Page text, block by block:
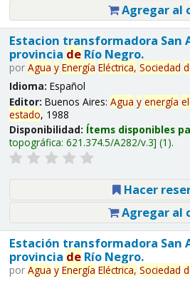
Agregar al
Estacion transformadora San
provincia deRío Negro.
por Agua y Energía Eléctrica, Sociedad
Idioma: Español
Editor: Buenos Aires: Agua y energía
estado, 1988
Disponibilidad: Ítems disponibles
topográfica: 621.374.5/A282/v.3 (1).
Hacer
Agregar al
Estación transformadora San
provincia deRío Negro.
por Agua y Energía Eléctrica, Sociedad